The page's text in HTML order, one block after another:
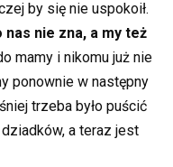
by się nie uspokoił.
nie zna, a my też
mamy i nikomu już nie
ponownie w następny
trzeba było puścić
a teraz jest